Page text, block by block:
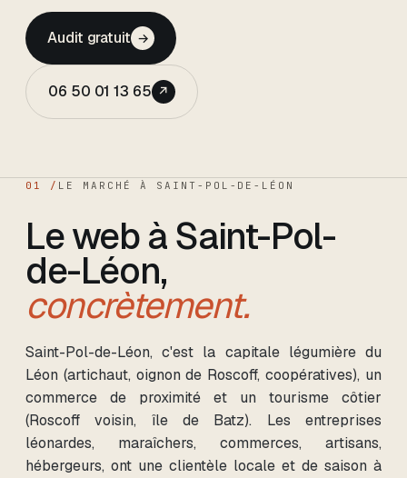
Audit gratuit →
06 50 01 13 65 ↗
01 / LE MARCHÉ À SAINT-POL-DE-LÉON
Le webà Saint-Pol-
de-Léon,
concrètement.
Saint-Pol-de-Léon, c'est la capitale légumière du
Léon (artichaut, oignon de Roscoff, coopératives), un
commerce de proximité et un tourisme côtier
(Roscoff voisin, île de Batz). Les entreprises
léonardes, maraîchers, commerces, artisans,
hébergeurs, ont une clientèle locale et de saison à